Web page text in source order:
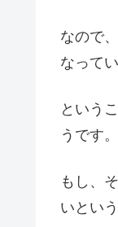
なので
なってい
という
うです。
もし、
いとい